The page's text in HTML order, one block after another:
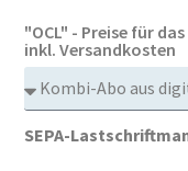
"OCL" - Preise für
inkl. Versandkosten
SEPA-